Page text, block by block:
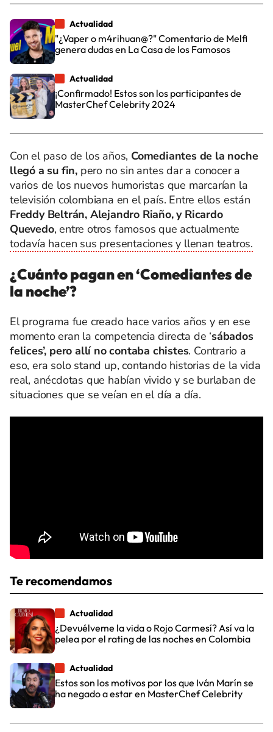
Actualidad
"¿Vaper o m4rihuan@?" Comentario de Melfi
genera dudas en La Casa de los Famosos
Actualidad
¡Confirmado! Estos son los participantes de
MasterChef Celebrity 2024
Con el paso de los años, Comediantes de la noche
llegó a su fin, pero no sin antes dar a conocer a
varios de los nuevos humoristas que marcarían la
televisión colombiana en el país. Entre ellos están
Freddy Beltrán, Alejandro Riaño, y Ricardo
Quevedo, entre otros famosos que actualmente
todavía hacen sus presentaciones y llenan teatros.
¿Cuánto pagan en ‘Comediantes de
la noche’?
El programa fue creado hace varios años y en ese
momento eran la competencia directa de ‘sábados
felices’, pero allí no contaba chistes. Contrario a
eso, era solo stand up, contando historias de la vida
real, anécdotas que habían vivido y se burlaban de
situaciones que se veían en el día a día.
Te recomendamos
Actualidad
¿Devuélveme la vida o Rojo Carmesí? Así va la
pelea por el rating de las noches en Colombia
Actualidad
Estos son los motivos por los que Iván Marín se
ha negado a estar en MasterChef Celebrity